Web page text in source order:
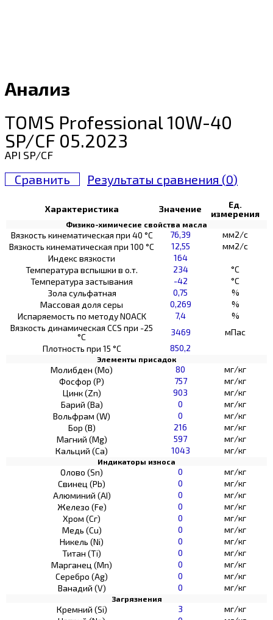
Анализ
TOMS Professional 10W-40
SP/CF 05.2023
API SP/CF
Сравнить Результаты сравнения (0)
Характеристика Значение
Ед.
измерения
Физико-химичесие свойства масла
Вязкость кинематическая при 40 °С 76,39
мм2/с
Вязкость кинематическая при 100 °С
12,55
мм2/с
Индекс вязкости
164
Температура вспышки в о.т.
234
°C
Температура застывания
-42
°C
Зола сульфатная
0,75
%
Массовая доля серы
0,269
%
Испаряемость по методу NOACK
7,4
%
Вязкость динамическая CCS при -25
°С
3469
мПас
Плотность при 15 °C
850,2
Элементы присадок
Молибден (Мо) 80
мг/кг
Фосфор (Р)
757
мг/кг
Цинк (Zn)
903
мг/кг
Барий (Ва)
0
мг/кг
Вольфрам (W)
0
мг/кг
Бор (В)
216
мг/кг
Магний (Mg)
597
мг/кг
Кальций (Са)
1043 мг/кг
Индикаторы износа
Олово (Sn) 0
мг/кг
Свинец (Pb)
0
мг/кг
Алюминий (AI)
0
мг/кг
Железо (Fe)
0
мг/кг
Хром (Сг)
0
мг/кг
Медь (Cu)
0
мг/кг
Никель (Ni)
0
мг/кг
Титан (Ti)
0
мг/кг
Марганец (Mn)
0
мг/кг
Серебро (Ag)
0
мг/кг
Ванадий (V)
0 мг/кг
Загрязнения
Кремний (Si) 3
мг/кг